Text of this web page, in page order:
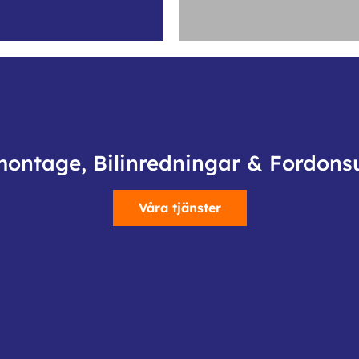
Bilinredningar &
Våra tjänster